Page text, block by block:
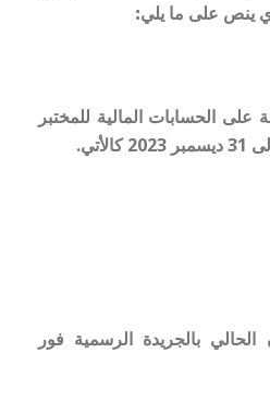
على الحسابات المالية للمختبر
الحالي بالجريدة الرسمية فور